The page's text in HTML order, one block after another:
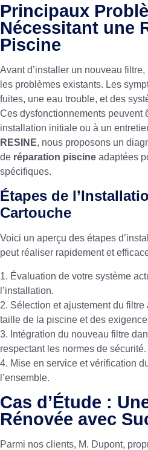
Principaux
Nécessitant une
Piscine
Avant d’installer un nouveau
les problèmes existants. Les
fuites, une eau trouble, et des
Ces dysfonctionnements peuvent
installation initiale ou à un
RESINE, nous proposons un
de réparation piscine adaptées
spécifiques.
Étapes de
Cartouche
Voici un aperçu des étapes
peut réaliser rapidement et
1. Évaluation de votre système
l’installation.
2. Sélection et ajustement du
taille de la piscine et des
3. Intégration du nouveau filtre
respectant les normes de sécurité.
4. Mise en service et vérification
l’ensemble.
Cas d’Étude :
Rénovée avec
Parmi nos clients, M. Dupont,